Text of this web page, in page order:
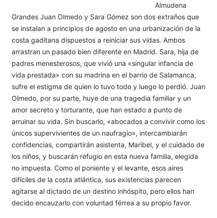
Almudena
Grandes Juan Olmedo y Sara Gómez son dos extraños que
se instalan a principios de agosto en una urbanización de la
costa gaditana dispuestos a reiniciar sus vidas. Ambos
arrastran un pasado bien diferente en Madrid. Sara, hija de
padres menesterosos, que vivió una «singular infancia de
vida prestada» con su madrina en el barrio de Salamanca,
sufre el estigma de quien lo tuvo todo y luego lo perdió. Juan
Olmedo, por su parte, huye de una tragedia familiar y un
amor secreto y torturante, que han estado a punto de
arruinar su vida. Sin buscarlo, «abocados a convivir como los
únicos supervivientes de un naufragio», intercambiarán
confidencias, compartirán asistenta, Maribel, y el cuidado de
los niños, y buscarán refugio en esta nueva familia, elegida
no impuesta. Como el poniente y el levante, esos aires
difíciles de la costa atlántica, sus existencias parecen
agitarse al dictado de un destino inhóspito, pero ellos han
decido encauzarlo con voluntad férrea a su propio favor.